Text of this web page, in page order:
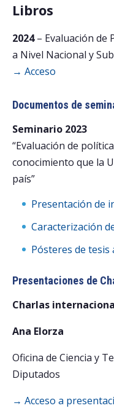
Libros
2024– Evaluación de
a Nivel Nacional y
→ Acceso
Documentos de
Seminario 2023
“Evaluación de
conocimiento que la
país”
Presentación de
Caracterización
Pósteres de tesis
Presentaciones de
Charlas
Ana Elorza
Oficina de Ciencia y
Diputados
→ Acceso a